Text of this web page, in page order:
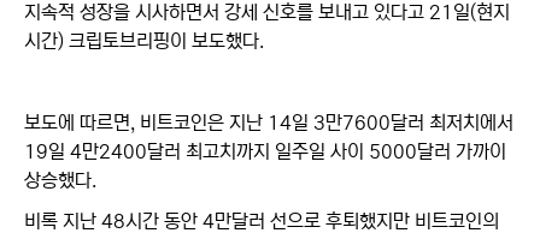
지속적 성장을 시사하면서 강세 신호를 보내고 있다고 21일(현지
시간) 크립토브리핑이 보도했다.
보도에 따르면, 비트코인은 지난 14일 3만7600달러 최저치에서
19일 4만2400달러 최고치까지 일주일 사이 5000달러 가까이
상승했다.
비록 지난 48시간 동안 4만달러 선으로 후퇴했지만 비트코인의